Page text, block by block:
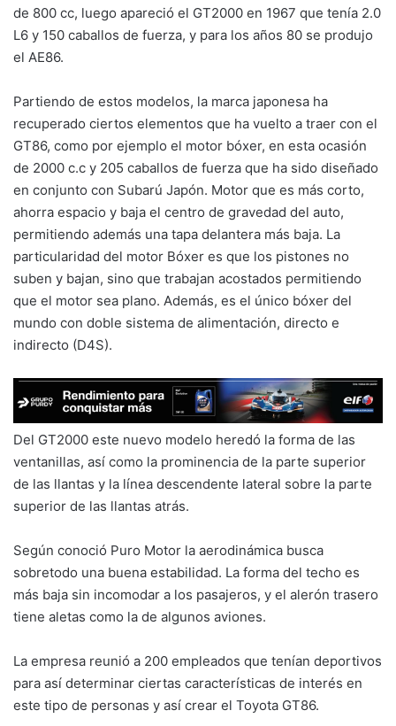
de 800 cc, luego apareció el GT2000 en 1967 que tenía 2.0
L6 y 150 caballos de fuerza, y para los años 80 se produjo
el AE86.
Partiendo de estos modelos, la marca japonesa ha
recuperado ciertos elementos que ha vuelto a traer con el
GT86, como por ejemplo el motor bóxer, en esta ocasión
de 2000 c.c y 205 caballos de fuerza que ha sido diseñado
en conjunto con Subarú Japón. Motor que es más corto,
ahorra espacio y baja el centro de gravedad del auto,
permitiendo además una tapa delantera más baja. La
particularidad del motor Bóxer es que los pistones no
suben y bajan, sino que trabajan acostados permitiendo
que el motor sea plano. Además, es el único bóxer del
mundo con doble sistema de alimentación, directo e
indirecto (D4S).
Del GT2000 este nuevo modelo heredó la forma de las
ventanillas, así como la prominencia de la parte superior
de las llantas y la línea descendente lateral sobre la parte
superior de las llantas atrás.
Según conoció Puro Motor la aerodinámica busca
sobretodo una buena estabilidad. La forma del techo es
más baja sin incomodar a los pasajeros, y el alerón trasero
tiene aletas como la de algunos aviones.
La empresa reunió a 200 empleados que tenían deportivos
para así determinar ciertas características de interés en
este tipo de personas y así crear el Toyota GT86.